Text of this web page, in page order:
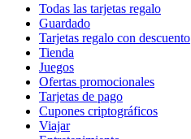
Todas las tarjetas regalo
Guardado
Tarjetas regalo con descuento
Tienda
Juegos
Ofertas promocionales
Tarjetas de pago
Cupones criptográficos
Viajar